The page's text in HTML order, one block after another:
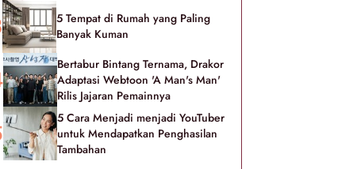
5 Tempat di Rumah yang Paling
Banyak Kuman
Bertabur Bintang Ternama, Drakor
Adaptasi Webtoon 'A Man's Man'
Rilis Jajaran Pemainnya
5 Cara Menjadi menjadi YouTuber
untuk Mendapatkan Penghasilan
Tambahan